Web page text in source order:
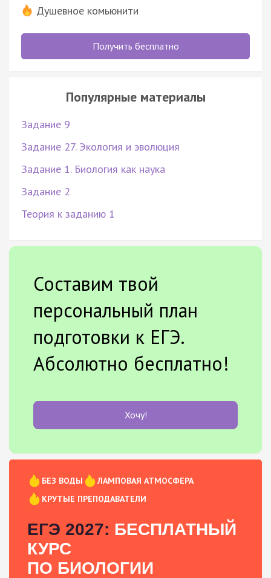
Душевное комьюнити
Получить бесплатно
Популярные материалы
Задание 9
Задание 27. Экология и эволюция
Задание 1. Биология как наука
Задание 2
Теория к заданию 1
Составим твой
персональный план
подготовки к ЕГЭ.
Абсолютно бесплатно!
Хочу!
БЕЗ ВОДЫ
ЛАМПОВАЯ АТМОСФЕРА
КРУТЫЕ ПРЕПОДАВАТЕЛИ
ЕГЭ 2027: БЕСПЛАТНЫЙ
КУРС
ПО БИОЛОГИИ